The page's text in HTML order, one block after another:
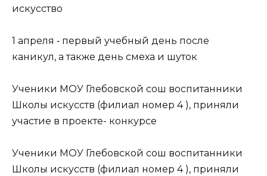
искусство
1 апреля ‐ первый учебный день после
каникул, а также день смеха и шуток
Ученики МОУ Глебовской сош воспитанники
Школы искусств (филиал номер 4 ), приняли
участие в проекте- конкурсе
Ученики МОУ Глебовской сош воспитанники
Школы искусств (филиал номер 4 ), приняли